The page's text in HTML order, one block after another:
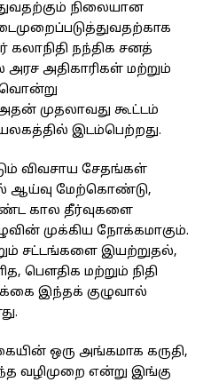
நிலையான
நந்திக சனத்
அதிகாரிகள் மற்றும்
முதலாவது கூட்டம்
இடம்பெற்றது.
விவசாய சேதங்கள்
ஆய்வு மேற்கொண்டு,
கால தீர்வுகளை
முக்கிய நோக்கமாகும்.
சட்டங்களை இயற்றுதல்,
பௌதிக மற்றும் நிதி
இந்தக் குழுவால்
ஒரு அங்கமாக கருதி,
வழிமுறை என்று இங்கு